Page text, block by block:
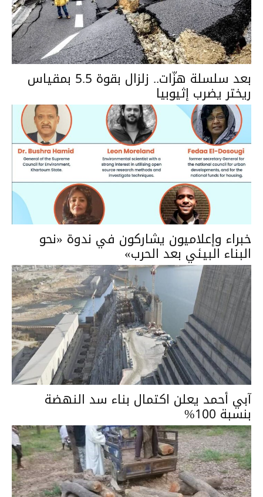
بعد سلسلة هزّات.. زلزال بقوة 5.5 بمقياس
ريختر يضرب إثيوبيا
خبراء وإعلاميون يشاركون في ندوة «نحو
البناء البيئي بعد الحرب»
آبي أحمد يعلن اكتمال بناء سد النهضة
بنسبة 100%